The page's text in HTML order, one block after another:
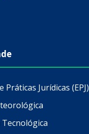
Práticas Jurídicas (EPJ)